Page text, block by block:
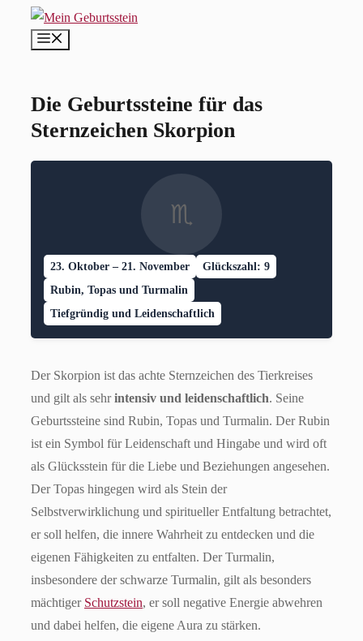
Die Geburtssteine für das
Sternzeichen Skorpion
♏
23. Oktober – 21. November
Glückszahl: 9
Rubin, Topas und Turmalin
Tiefgründig und Leidenschaftlich
Der Skorpion ist das achte Sternzeichen des Tierkreises
und gilt als sehrintensiv und leidenschaftlich. Seine
Geburtssteine sind Rubin, Topas und Turmalin. Der Rubin
ist ein Symbol für Leidenschaft und Hingabe und wird oft
als Glücksstein für die Liebe und Beziehungen angesehen.
Der Topas hingegen wird als Stein der
Selbstverwirklichung und spiritueller Entfaltung betrachtet,
er soll helfen, die innere Wahrheit zu entdecken und die
eigenen Fähigkeiten zu entfalten. Der Turmalin,
insbesondere der schwarze Turmalin, gilt als besonders
mächtiger Schutzstein, er soll negative Energie abwehren
und dabei helfen, die eigene Aura zu stärken.